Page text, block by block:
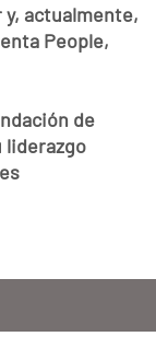
y, actualmente,
People,
de
liderazgo